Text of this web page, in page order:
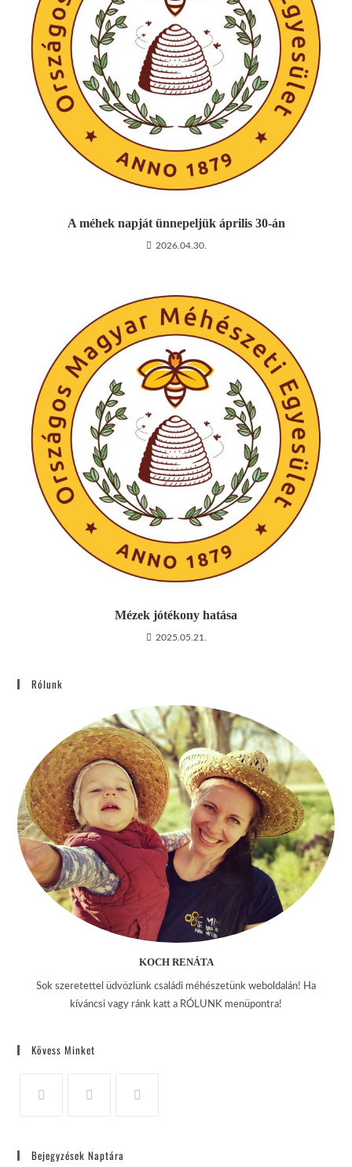
A méhek napját ünnepeljük április 30-án
2026.04.30.
Mézek jótékony hatása
2025.05.21.
Rólunk
KOCH RENÁTA
Sok szeretettel üdvözlünk családi méhészetünk weboldalán! Ha
kíváncsi vagy ránk katt a RÓLUNK menüpontra!
Kövess Minket
Bejegyzések Naptára